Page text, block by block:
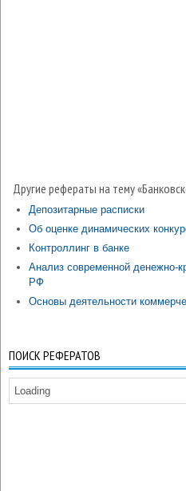
Другие рефераты на тему
Депозитарные расписки
Об оценке динамических
Контроллинг в банке
Анализ современной денежно-
РФ
Основы деятельности
ПОИСК РЕФЕРАТОВ
Loading